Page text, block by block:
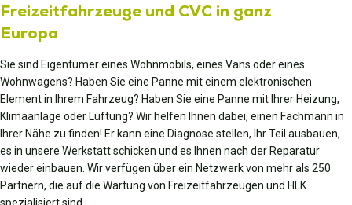
Freizeitfahrzeuge und CVC in ganz
Europa
Sie sind Eigentümer eines Wohnmobils, eines Vans oder eines
Wohnwagens? Haben Sie eine Panne mit einem elektronischen
Element in Ihrem Fahrzeug? Haben Sie eine Panne mit Ihrer Heizung,
Klimaanlage oder Lüftung? Wir helfen Ihnen dabei, einen Fachmann in
Ihrer Nähe zu finden! Er kann eine Diagnose stellen, Ihr Teil ausbauen,
es in unsere Werkstatt schicken und es Ihnen nach der Reparatur
wieder einbauen. Wir verfügen über ein Netzwerk von mehr als 250
Partnern, die auf die Wartung von Freizeitfahrzeugen und HLK